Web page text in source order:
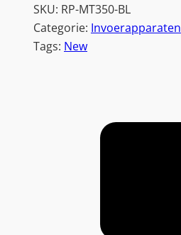
SKU: RP-MT350-BL
Categorie: Invoerapparaten
Tags: New